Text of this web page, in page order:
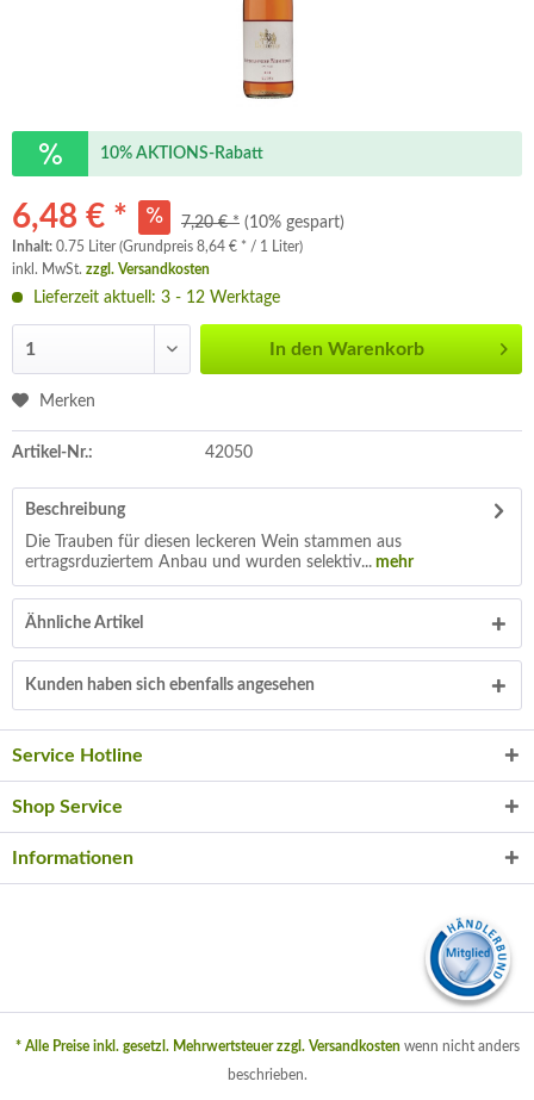
10% AKTIONS-Rabatt
6,48 € * 7,20 € * (10% gespart)
Inhalt: 0.75 Liter (Grundpreis 8,64 € * / 1 Liter)
inkl. MwSt. zzgl. Versandkosten
Lieferzeit aktuell: 3 - 12 Werktage
In den Warenkorb
Merken
Artikel-Nr.: 42050
Beschreibung
Die Trauben für diesen leckeren Wein stammen aus
ertragsrduziertem Anbau und wurden selektiv... mehr
Ähnliche Artikel
Kunden haben sich ebenfalls angesehen
Service Hotline
Shop Service
Informationen
* Alle Preise inkl. gesetzl. Mehrwertsteuer zzgl. Versandkostenwenn nicht anders
beschrieben.